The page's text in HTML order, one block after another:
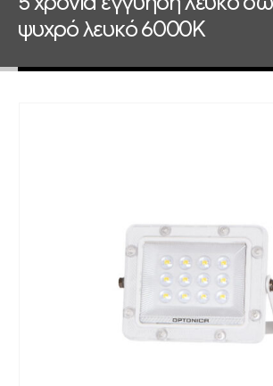
ψυχρό λευκό 6000K